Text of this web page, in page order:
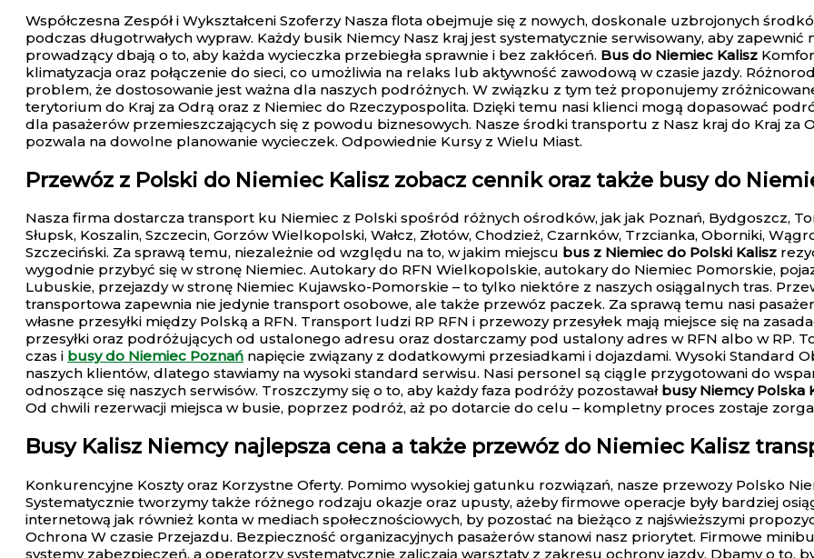
Współczesna Zespół i Wykształceni Szoferzy Nasza flota obejmuje się z nowych, doskonale uzbrojonych
podczas długotrwałych wypraw. Każdy busik Niemcy Nasz kraj jest systematycznie serwisowany, aby
prowadzący dbają o to, aby każda wycieczka przebiegła sprawnie i bez zakłóceń. Bus do Niemiec Kalisz
klimatyzacja oraz połączenie do sieci, co umożliwia na relaks lub aktywność zawodową w czasie jazdy.
problem, że dostosowanie jest ważna dla naszych podróżnych. W związku z tym też proponujemy
terytorium do Kraj za Odrą oraz z Niemiec do Rzeczypospolita. Dzięki temu nasi klienci mogą dopasować
dla pasażerów przemieszczających się z powodu biznesowych. Nasze środki transportu z Nasz kraj do Kraj za
pozwala na dowolne planowanie wycieczek. Odpowiednie Kursy z Wielu Miast.
Przewóz z Polski do Niemiec Kalisz zobacz cennik oraz także busy do
Nasza firma dostarcza transport ku Niemiec z Polski spośród różnych ośrodków, jak jak Poznań, Bydgoszcz,
Słupsk, Koszalin, Szczecin, Gorzów Wielkopolski, Wałcz, Złotów, Chodzież, Czarnków, Trzcianka, Oborniki,
Szczeciński. Za sprawą temu, niezależnie od względu na to, w jakim miejscu bus z Niemiec do Polski Kalisz
wygodnie przybyć się w stronę Niemiec. Autokary do RFN Wielkopolskie, autokary do Niemiec Pomorskie,
Lubuskie, przejazdy w stronę Niemiec Kujawsko-Pomorskie – to tylko niektóre z naszych osiągalnych tras.
transportowa zapewnia nie jedynie transport osobowe, ale także przewóz paczek. Za sprawą temu nasi
własne przesyłki między Polską a RFN. Transport ludzi RP RFN i przewozy przesyłek mają miejsce się na
przesyłki oraz podróżujących od ustalonego adresu oraz dostarczamy pod ustalony adres w RFN albo w RP.
czas i busy do Niemiec Poznań napięcie związany z dodatkowymi przesiadkami i dojazdami. Wysoki Standard
naszych klientów, dlatego stawiamy na wysoki standard serwisu. Nasi personel są ciągle przygotowani do
odnoszące się naszych serwisów. Troszczymy się o to, aby każdy faza podróży pozostawał busy Niemcy Polska
Od chwili rezerwacji miejsca w busie, poprzez podróż, aż po dotarcie do celu – kompletny proces zostaje
Busy Kalisz Niemcynajlepsza cena a także przewóz do Niemiec Kalisz
Konkurencyjne Koszty oraz Korzystne Oferty. Pomimo wysokiej gatunku rozwiązań, nasze przewozy Polsko
Systematycznie tworzymy także różnego rodzaju okazje oraz upusty, ażeby firmowe operacje były bardziej
internetową jak również konta w mediach społecznościowych, by pozostać na bieżąco z najświeższymi
Ochrona W czasie Przejazdu. Bezpieczność organizacyjnych pasażerów stanowi nasz priorytet. Firmowe
systemy zabezpieczeń, a operatorzy systematycznie zaliczają warsztaty z zakresu ochrony jazdy. Dbamy o to,